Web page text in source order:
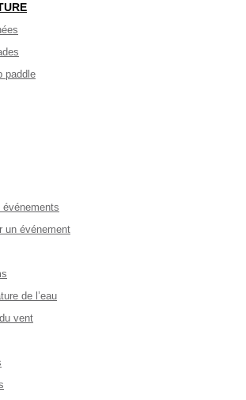
paddle
événements
un événement
de l’eau
vent